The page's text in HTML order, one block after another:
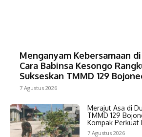
Menganyam Kebersamaan
Cara Babinsa Kesongo
Sukseskan TMMD 129
7 Agustus 2026
Merajut Asa di
TMMD 129
Kompak Perkuat
7 Agustus 2026